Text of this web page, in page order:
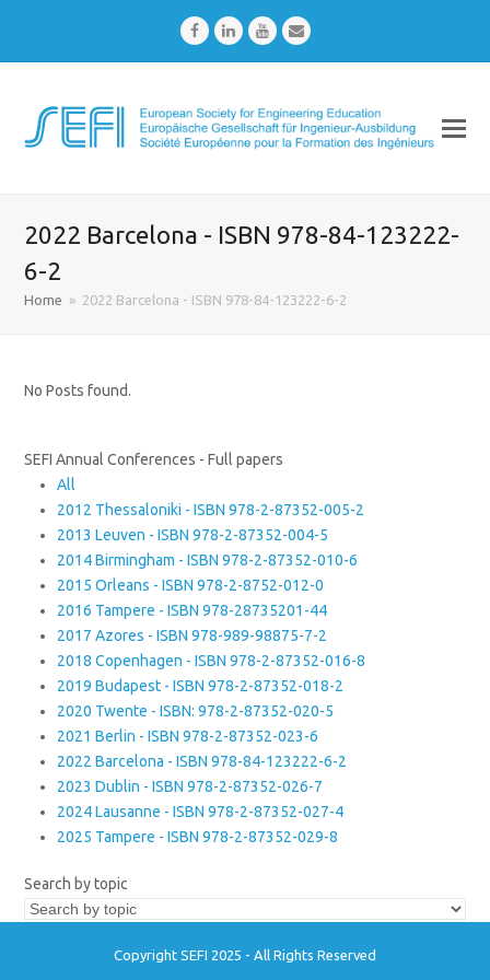
FacebookLinkedInYoutubeEmail
2022 Barcelona - ISBN 978-84-123222-
6-2
Home » 2022 Barcelona - ISBN 978-84-123222-6-2
No Posts found.
SEFI Annual Conferences - Full papers
All
2012 Thessaloniki - ISBN 978-2-87352-005-2
2013 Leuven - ISBN 978-2-87352-004-5
2014 Birmingham - ISBN 978-2-87352-010-6
2015 Orleans - ISBN 978-2-8752-012-0
2016 Tampere - ISBN 978-28735201-44
2017 Azores - ISBN 978-989-98875-7-2
2018 Copenhagen - ISBN 978-2-87352-016-8
2019 Budapest - ISBN 978-2-87352-018-2
2020 Twente - ISBN: 978-2-87352-020-5
2021 Berlin - ISBN 978-2-87352-023-6
2022 Barcelona - ISBN 978-84-123222-6-2
2023 Dublin - ISBN 978-2-87352-026-7
2024 Lausanne - ISBN 978-2-87352-027-4
2025 Tampere - ISBN 978-2-87352-029-8
Search by topic
Copyright SEFI 2025 - All Rights Reserved